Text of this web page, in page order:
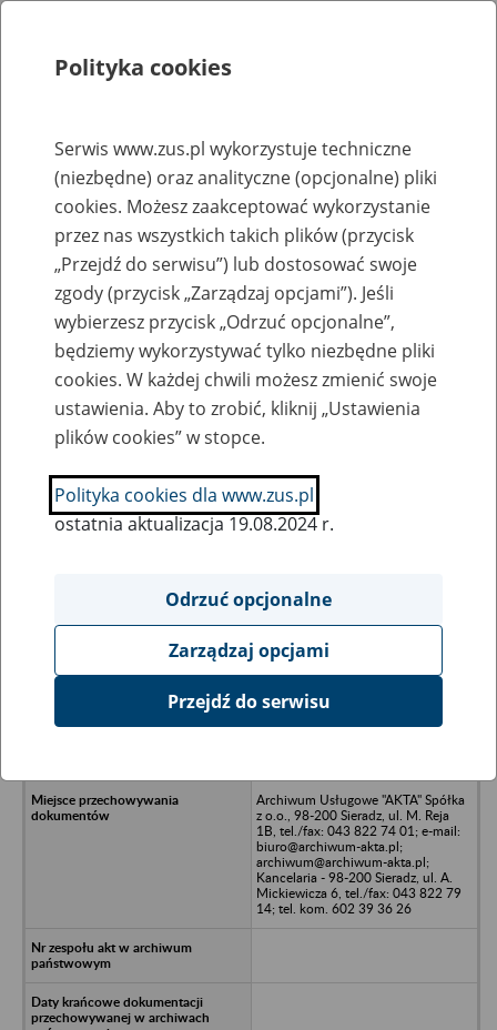
Rejestry, ewidencje i archiwa
Baza zlikwidowanych lub
przekształconych zakładów pracy
Nazwa zakładu pracy:
SZUKAJ
Ukryj wszystkie pozycje bazy
IT Tech Services Spółka z o.o. w
Archiwum Usługowe "AKTA" Spółka
z o.o., 98-200 Sieradz, ul. M. Reja
1B, tel./fax: 043 822 74 01; e-mail:
biuro@archiwum-akta.pl;
archiwum@archiwum-akta.pl;
Kancelaria - 98-200 Sieradz, ul. A.
Mickiewicza 6, tel./fax: 043 822 79
14; tel. kom. 602 39 36 26
Polityka cookies
Serwis www.zus.pl wykorzystuje techniczne
(niezbędne) oraz analityczne (opcjonalne) pliki
cookies. Możesz zaakceptować wykorzystanie
przez nas wszystkich takich plików (przycisk
„Przejdź do serwisu”) lub dostosować swoje
zgody (przycisk „Zarządzaj opcjami”). Jeśli
wybierzesz przycisk „Odrzuć opcjonalne”,
będziemy wykorzystywać tylko niezbędne pliki
cookies. W każdej chwili możesz zmienić swoje
ustawienia. Aby to zrobić, kliknij „Ustawienia
plików cookies” w stopce.
Polityka cookies dla www.zus.pl
ostatnia aktualizacja 19.08.2024 r.
Odrzuć opcjonalne
Zarządzaj opcjami
Przejdź do serwisu